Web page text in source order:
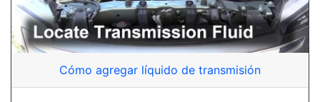
Cómo agregar líquido de transmisión